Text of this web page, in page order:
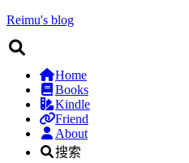
Reimu's blog
Home
Books
Kindle
Friend
About
搜索